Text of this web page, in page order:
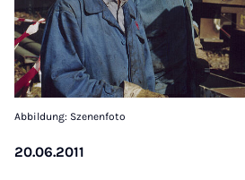
Abbildung: Szenenfoto
20.06.2011